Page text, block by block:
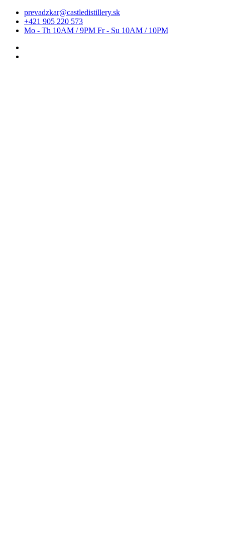
prevadzkar@castledistillery.sk
+421 905 220 573
Mo - Th 10AM / 9PM Fr - Su 10AM / 10PM